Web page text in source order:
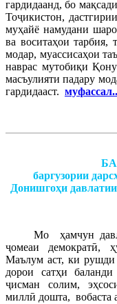
гардидаанд, бо
Тоҷикистон,
муҳайё намудани
ва воситаҳои
модар, муассисаҳои
наврас мутобиқи
масъулияти падару
гардидааст.
баргузории
Донишгоҳи
Мо ҳамчун
ҷомеаи демократӣ,
Маълум аст, ки рушди
дорои сатҳи
ҷисман солим,
миллӣ дошта, вобаста